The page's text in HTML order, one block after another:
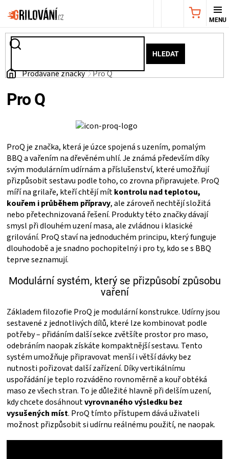
na
HLEDAT
NÁKUPNÍ
AKČNÍ
NABÍDKA
GRILY
GRILY
UDÍRNY
PŘÍSLUŠENSTVÍ
PALIVO
KOŘENÍ
A
OMÁČKY
NÁDOBÍ
LODGE
VAKUOVAČKY
LEDNICE
Domů
Prodávané značky Pro Q
Pro Q
ProQ je značka, která je úzce spojená s uzením, pomalým
BBQ a vařením na dřevěném uhlí. Je známá především díky
svým modulárním udírnám a příslušenství, které umožňují
přizpůsobit sestavu podle toho, co zrovna připravujete. ProQ
míří na grilaře, kteří chtějí mítkontrolu nad teplotou,
kouřem i průběhem přípravy, ale zároveň nechtějí složitá
nebo přetechnizovaná řešení. Produkty této značky dávají
smysl při dlouhém uzení masa, ale zvládnou i klasické
grilování. ProQ staví na jednoduchém principu, který funguje
dlouhodobě a je snadno pochopitelný i pro ty, kdo se s BBQ
teprve seznamují.
Modulární systém, který se přizpůsobí způsobu
vaření
Základem filozofie ProQ je modulární konstrukce. Udírny jsou
sestavené z jednotlivých dílů, které lze kombinovat podle
potřeby – přidáním další sekce zvětšíte prostor pro maso,
odebráním naopak získáte kompaktnější sestavu. Tento
systém umožňuje připravovat menší i větší dávky bez
nutnosti pořizovat další zařízení. Díky vertikálnímu
uspořádání je teplo rozváděno rovnoměrně a kouř obtéká
maso ze všech stran. To je důležité hlavně při delším uzení,
kdy chcete dosáhnoutvyrovnaného výsledku bez
vysušených míst. ProQ tímto přístupem dává uživateli
možnost přizpůsobit si udírnu reálnému použití, ne naopak.